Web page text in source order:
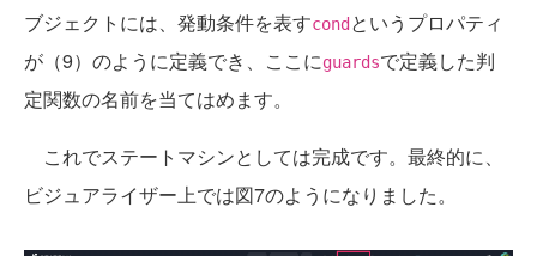
ブジェクトには、発動条件を表すcond というプロパティ
が（9）のように定義でき、ここにguardsで定義した判
定関数の名前を当てはめます。
これでステートマシンとしては完成です。最終的に、
ビジュアライザー上では図7のようになりました。